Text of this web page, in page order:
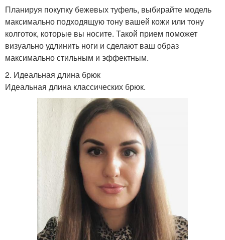
Планируя покупку бежевых туфель, выбирайте модель
максимально подходящую тону вашей кожи или тону
колготок, которые вы носите. Такой прием поможет
визуально удлинить ноги и сделают ваш образ
максимально стильным и эффектным.
2. Идеальная длина брюк
Идеальная длина классических брюк.